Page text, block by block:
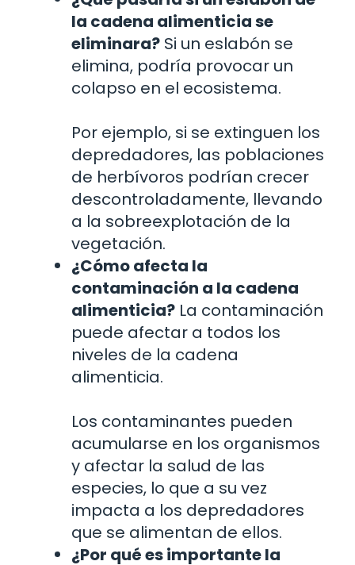
la cadena alimenticia se
eliminara? Si un eslabón se
elimina, podría provocar un
colapso en el ecosistema.
Por ejemplo, si se extinguen los
depredadores, las poblaciones
de herbívoros podrían crecer
descontroladamente, llevando
a la sobreexplotación de la
vegetación.
¿Cómo afecta la
contaminación a la cadena
alimenticia? La contaminación
puede afectar a todos los
niveles de la cadena
alimenticia.
Los contaminantes pueden
acumularse en los organismos
y afectar la salud de las
especies, lo que a su vez
impacta a los depredadores
que se alimentan de ellos.
¿Por qué es importante la